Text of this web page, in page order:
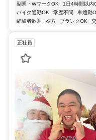
副業・WワークOK
1日4時間以内
バイク通勤OK
学歴不問 車通勤
経験者歓迎
夕方 ブランクOK
正社員